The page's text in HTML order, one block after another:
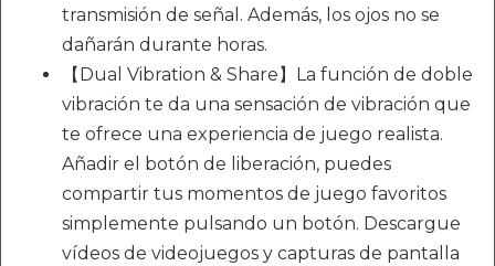
transmisión de señal. Además, los ojos no se
dañarán durante horas.
【Dual Vibration & Share】La función de doble
vibración te da una sensación de vibración que
te ofrece una experiencia de juego realista.
Añadir el botón de liberación, puedes
compartir tus momentos de juego favoritos
simplemente pulsando un botón. Descargue
vídeos de videojuegos y capturas de pantalla